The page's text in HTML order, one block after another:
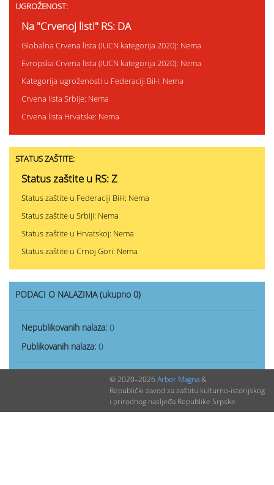
UGROŽENOST:
Na "Crvenoj listi" RS: DA
Globalna Crvena lista (IUCN kategorija 2020): Nema
Evropska Crvena lista (IUCN kategorija 2020): Nema
Kategorija ugroženosti u Federaciji BiH: Nema
Crvena lista Srbije: Nema
Crvena lista Hrvatske: Nema
STATUS ZAŠTITE:
Status zaštite u RS: Z
Status zaštite u Federaciji BiH: Nema
Status zaštite u Srbiji: Nema
Status zaštite u Hrvatskoj: Nema
Status zaštite u Crnoj Gori: Nema
PODACI O NALAZIMA (ukupno 0)
Nepublikovanih nalaza: 0
Publikovanih nalaza: 0
© 2020–2026 Arbor Magna&
Republički zavod za zaštitu kulturno-istorijskog
i prirodnog nasljeđa Republike Srpske